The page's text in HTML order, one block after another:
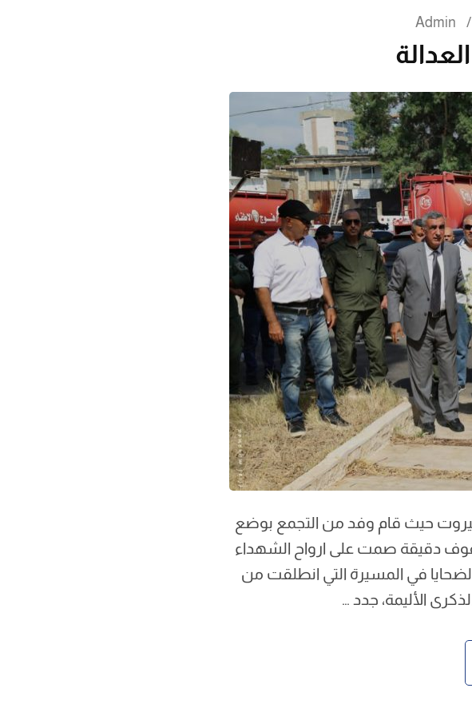
/
Admin
بيروت حيث قام وفد من التجمع بوضع
دقيقة صمت على ارواح الشهداء
الضحايا في المسيرة التي انطلقت من
الأليمة، جدد …